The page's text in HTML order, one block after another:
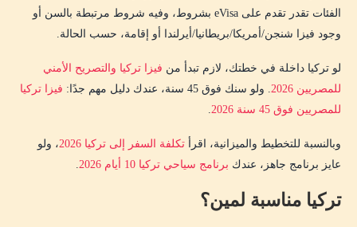
الفئات تقدر تقدم على eVisa بشروط، وفيه شروط مرتبطة بالسن أو
وجود فيزا شنجن/أمريكا/بريطانيا/أيرلندا أو إقامة، حسب الحالة.
لو تركيا داخلة في خطتك، لازم تبدأ من فيزا تركيا والتصريح الأمني
للمصريين 2026
. ولو سنك فوق 45 سنة، عندك دليل مهم جدًا:
فيزا تركيا
للمصريين فوق 45 سنة 2026
.
وبالنسبة للتخطيط والميزانية، اقرأ تكلفة السفر إلى تركيا 2026
، ولو
عايز برنامج جاهز، عندك برنامج سياحي تركيا 10 أيام 2026 .
تركيا مناسبة لمين؟